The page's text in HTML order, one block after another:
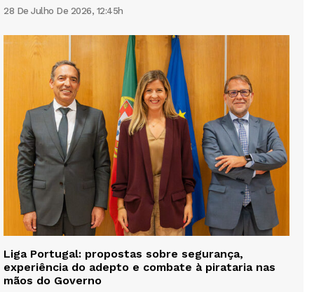
28 De Julho De 2026, 12:45h
Liga Portugal: propostas sobre segurança,
experiência do adepto e combate à pirataria nas
mãos do Governo